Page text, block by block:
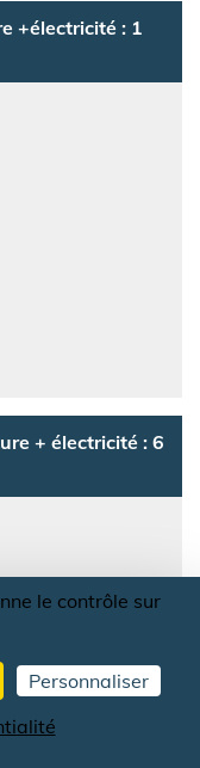
+électricité : 1
+ électricité : 6
le contrôle sur
Personnaliser